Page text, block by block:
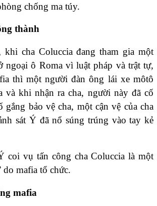
chống ma túy.
thành
khi cha Coluccia đang tham gia một
ngoại ô Roma vì luật pháp và trật tự,
thì một người đàn ông lái xe môtô
và khi nhận ra cha, người này đã cố
gắng bảo vệ cha, một cận vệ của cha
sát Ý đã nổ súng trúng vào tay kẻ
coi vụ tấn công cha Coluccia là một
do mafia tổ chức.
mafia